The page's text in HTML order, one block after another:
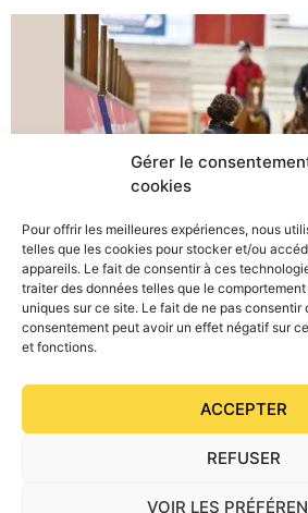
Gérer le
cookies
Pour offrir les meilleures expériences, nous
telles que les cookies pour stocker et/ou
appareils. Le fait de consentir à ces
traiter des données telles que le
uniques sur ce site. Le fait de ne pas consentir
consentement peut avoir un effet négatif sur
et fonctions.
ACCEPTER
REFUSER
VOIR LES
Retour sur la vente d’équidés
novembre au Pôle hippique de